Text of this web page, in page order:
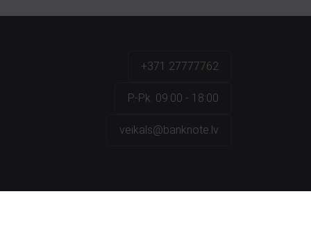
+371 27777762
P.-Pk. 09:00 - 18:00
veikals@banknote.lv